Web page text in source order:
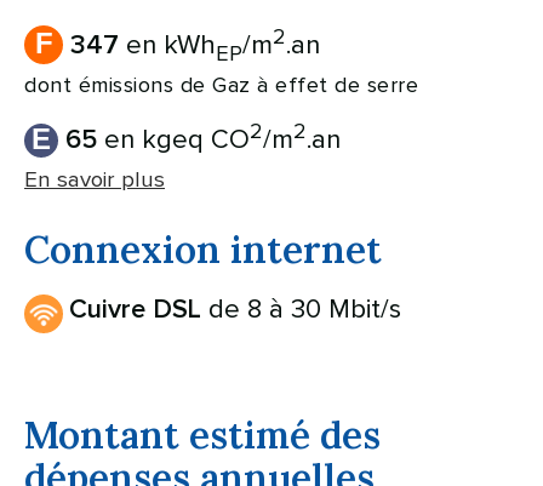
F 347 en kWhEP/m2.an
dont émissions de Gaz à effet de serre
E 65 en kgeq CO2/m2.an
En savoir plus
Connexion internet
Cuivre DSL de 8 à 30 Mbit/s
Montant estimé des
dépenses annuelles